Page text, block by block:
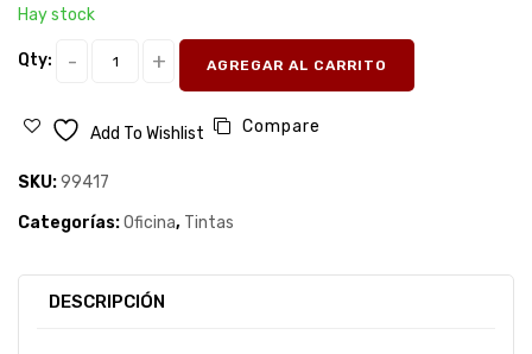
Hay stock
Qty: AGREGAR AL CARRITO
Add To Wishlist Compare
SKU:99417
Categorías:Oficina, Tintas
DESCRIPCIÓN